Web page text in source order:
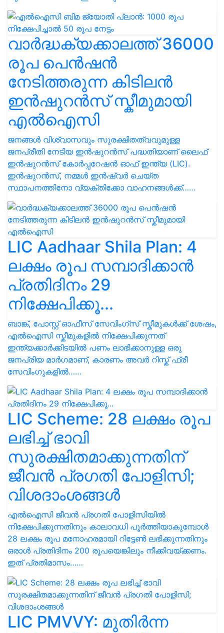
വാർദ്ധക്യക്കാലത്ത് 36000
രൂപ പെൻഷൻ
നേടിത്തരുന്ന കിടിലൻ
ഇന്‍ഷുറന്‍സ് സ്കീമുമായി
എൽഐസി
ജനങ്ങൾ വിശ്വാസവും സുരക്ഷിതത്വവുമുള്ള
ജനപ്രീതി നേടിയ ഇൻഷുറൻസ് പദ്ധതിയാണ് ലൈഫ്
ഇൻഷുറൻസ് കോർപ്പറേഷൻ ഓഫ് ഇന്ത്യ (LIC).
ഇൻഷുറൻസ്, നമ്മൾ ഇൻഷ്വർ ചെയ്ത
സ്ഥാപനത്തിനോ വ്യക്തിക്കോ വാഹനങ്ങൾക്ക്……
LIC Aadhaar Shila Plan: 4
ലക്ഷം രൂപ സമ്പാദിക്കാൻ
പ്രതിദിനം 29
നിക്ഷേപിക്കൂ...
ബാങ്ക്, പോസ്റ്റ് ഓഫീസ് സേവിംഗ്സ് സ്കീമുകൾക്ക് ശേഷം,
എൽഐസി സ്കീമുകളിൽ നിക്ഷേപിക്കുന്നത്
ഇന്ത്യക്കാർക്കിടയിൽ പണം ലാഭിക്കാനുള്ള ഒരു
ജനപ്രിയ മാർഗമാണ്, കാരണം അവർ റിസ്ക് ഫ്രീ
സേവിംഗുകളിൽ……
LIC Scheme: 28 ലക്ഷം രൂപ
ലഭിച്ച് ഭാവി
സുരക്ഷിതമാക്കുന്നതിന്
ജീവൻ പ്രഗതി പോളിസി;
വിശദാംശങ്ങൾ
എൽഐസി ജീവൻ പ്രഗതി പോളിസിയിൽ
നിക്ഷേപിക്കുന്നതിനും കാലാവധി പൂർത്തിയാകുമ്പോൾ
28 ലക്ഷം രൂപ മനോഹരമായി റിട്ടേൺ ലഭിക്കുന്നതിനും
ഒരാൾ പ്രതിദിനം 200 രൂപയെങ്കിലും നീക്കിവയ്ക്കണം.
ഇത് പ്രതിമാസം……
LIC PMVVY: മുതിർന്ന